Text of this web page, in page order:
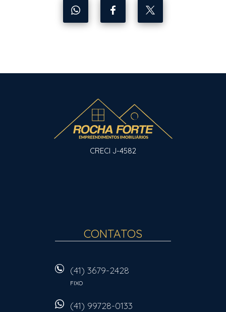
CRECI J-4582
CONTATOS
(41) 3679-2428
FIXO
(41) 99728-0133